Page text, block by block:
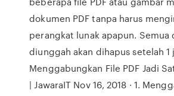
dokumen PDF tanpa harus
perangkat lunak apapun. Semua
diunggah akan dihapus setelah 1
Menggabungkan File PDF Jadi
| JawaraIT Nov 16, 2018 · 1.